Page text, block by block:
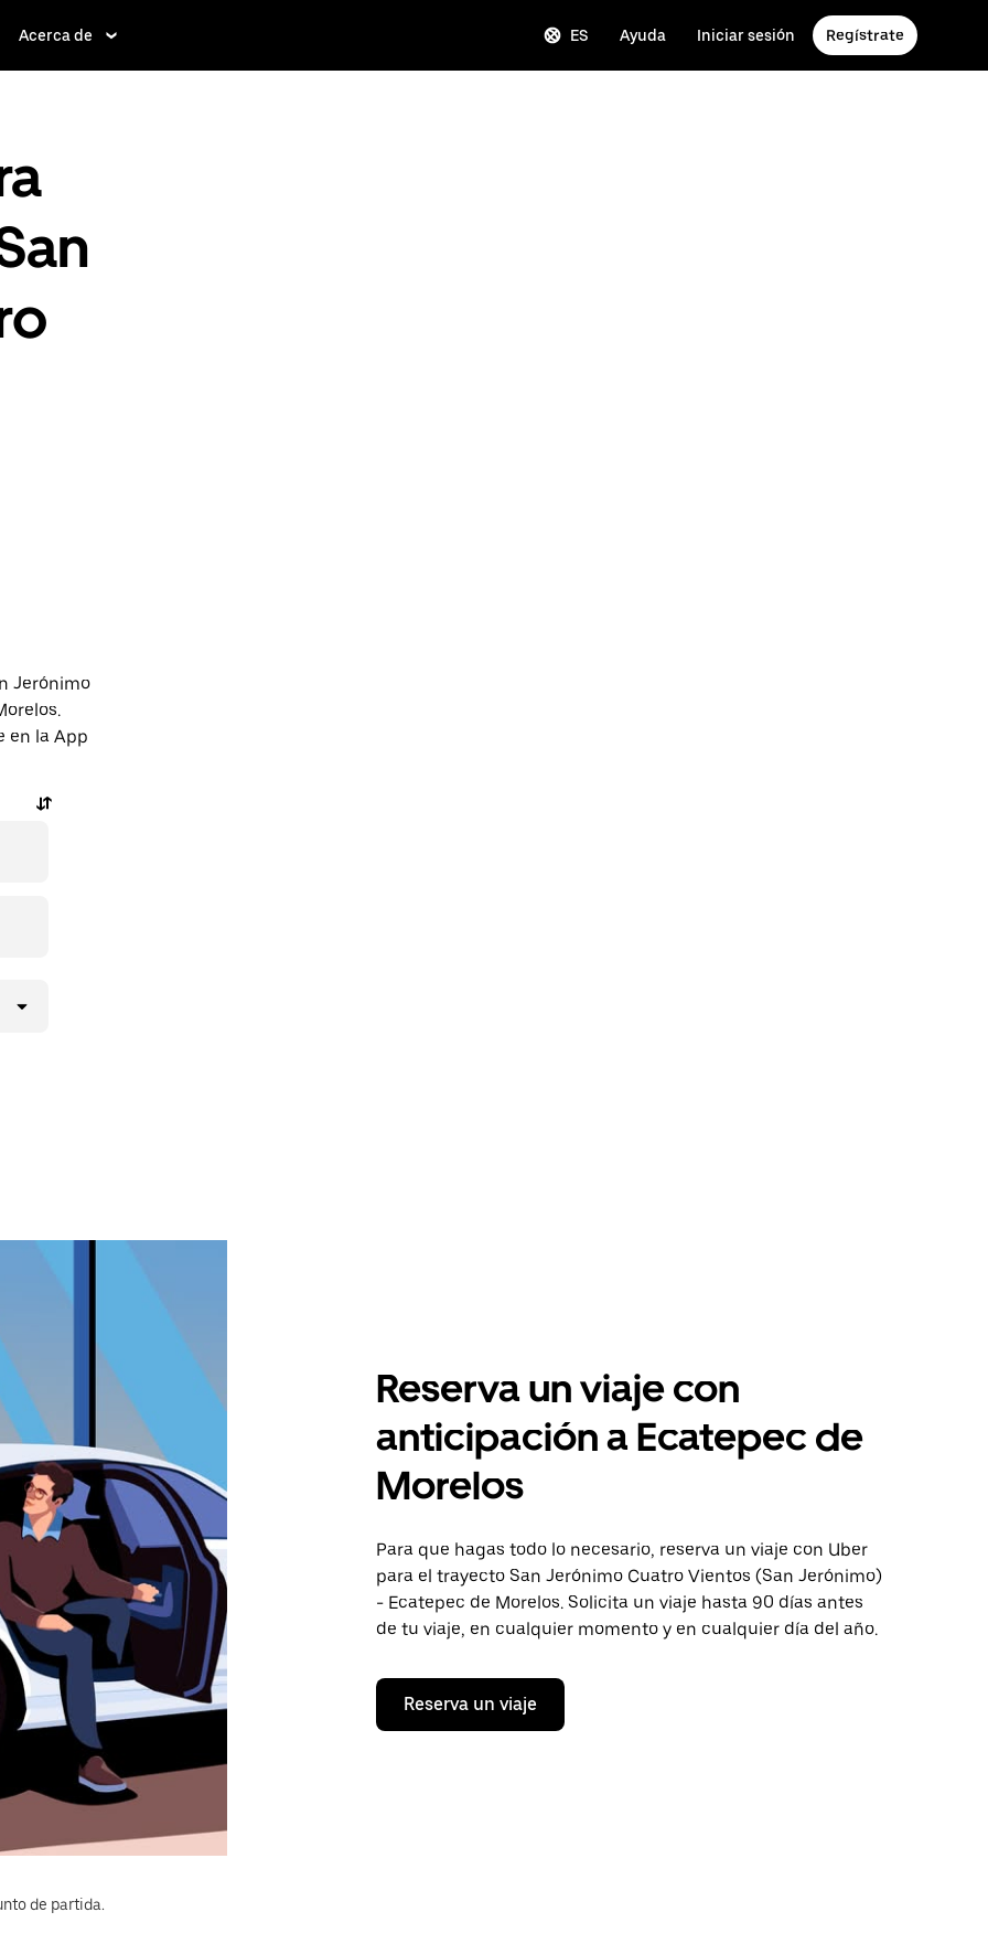
Acerca de ES Ayuda Iniciar sesión Regístrate
Jerónimo
en la App
Reserva un viaje con
anticipación a Ecatepec de
Morelos
Para que hagas todo lo necesario, reserva un viaje con Uber
para el trayecto San Jerónimo Cuatro Vientos (San Jerónimo)
- Ecatepec de Morelos. Solicita un viaje hasta 90 días antes
de tu viaje, en cualquier momento y en cualquier día del año.
Reserva un viaje
de partida.